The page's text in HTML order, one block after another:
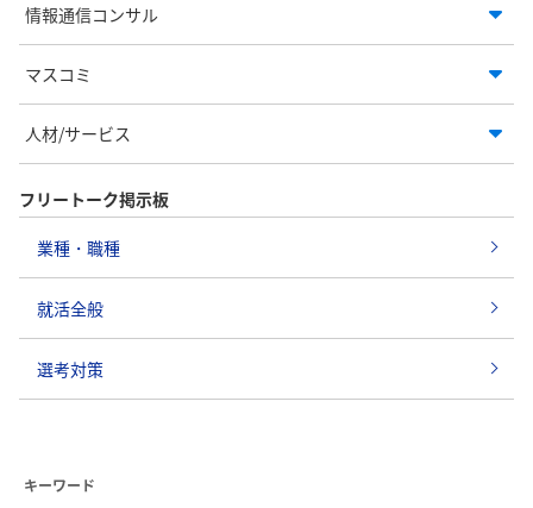
情報通信コンサル
マスコミ
人材/サービス
フリートーク掲示板
業種・職種
就活全般
選考対策
キーワード